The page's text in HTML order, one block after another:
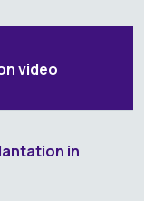
video
in